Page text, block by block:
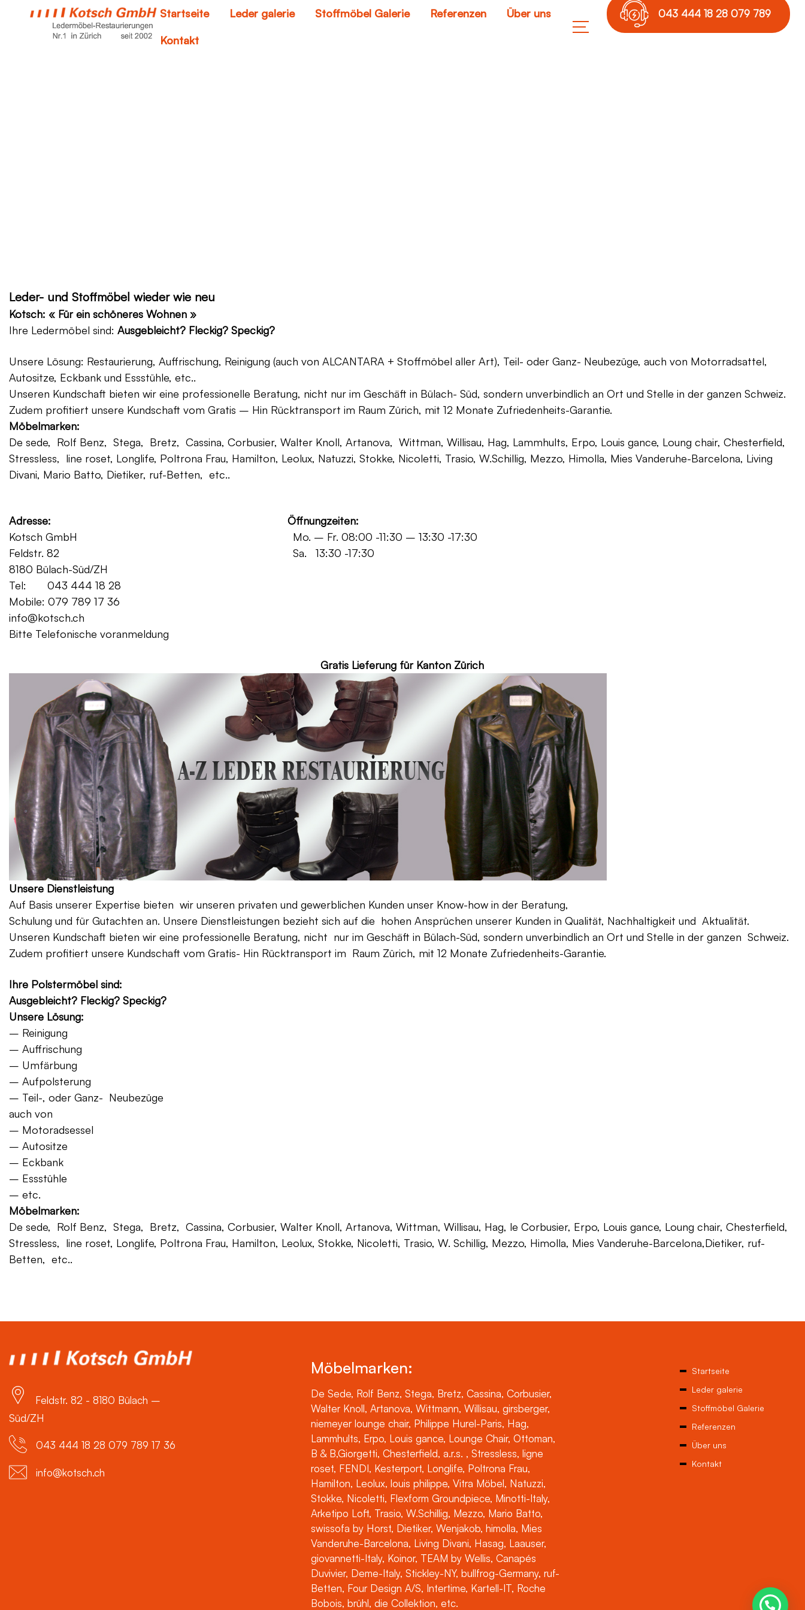
Startseite Leder galerie Stoffmöbel Galerie Referenzen Über uns
Kontakt
043 444 18 28 079 789
Leder- und Stoffmöbel wieder wie neu
Kotsch: « Für ein schöneres Wohnen »
Ihre Ledermöbel sind: Ausgebleicht? Fleckig? Speckig?
Unsere Lösung: Restaurierung, Auffrischung, Reinigung (auch von ALCANTARA + Stoffmöbel aller Art), Teil- oder Ganz- Neubezüge, auch von Motorradsattel,
Autositze, Eckbank und Essstühle, etc..
Unseren Kundschaft bieten wir eine professionelle Beratung, nicht nur im Geschäft in Bülach- Süd, sondern unverbindlich an Ort und Stelle in der ganzen Schweiz.
Zudem profitiert unsere Kundschaft vom Gratis – Hin Rücktransport im Raum Zürich, mit 12 Monate Zufriedenheits-Garantie.
Möbelmarken:
De sede, Rolf Benz, Stega, Bretz, Cassina, Corbusier, Walter Knoll, Artanova, Wittman, Willisau, Hag, Lammhults, Erpo, Louis gance, Loung chair, Chesterfield,
Stressless, line roset, Longlife, Poltrona Frau, Hamilton, Leolux, Natuzzi, Stokke, Nicoletti, Trasio, W.Schillig, Mezzo, Himolla, Mies Vanderuhe-Barcelona, Living
Divani, Mario Batto, Dietiker, ruf-Betten, etc..
Adresse:
Öffnungzeiten:
Kotsch GmbH Mo. – Fr. 08:00 -11:30 – 13:30 -17:30
Feldstr. 82 Sa. 13:30 -17:30
8180 Bülach-Süd/ZH
Tel: 043 444 18 28
Mobile: 079 789 17 36
info@kotsch.ch
Bitte Telefonische voranmeldung
Gratis Lieferung für Kanton Zürich
Unsere Dienstleistung
Auf Basis unserer Expertise bieten wir unseren privaten und gewerblichen Kunden unser Know-how in der Beratung,
Schulung und für Gutachten an. Unsere Dienstleistungen bezieht sich auf die hohen Ansprüchen unserer Kunden in Qualität, Nachhaltigkeit und Aktualität.
Unseren Kundschaft bieten wir eine professionelle Beratung, nicht nur im Geschäft in Bülach-Süd, sondern unverbindlich an Ort und Stelle in der ganzen Schweiz.
Zudem profitiert unsere Kundschaft vom Gratis- Hin Rücktransport im Raum Zürich, mit 12 Monate Zufriedenheits-Garantie.
Ihre Polstermöbel sind:
Ausgebleicht? Fleckig? Speckig?
Unsere Lösung:
– Reinigung
– Auffrischung
– Umfärbung
– Aufpolsterung
– Teil-, oder Ganz- Neubezüge
auch von
– Motoradsessel
– Autositze
– Eckbank
– Essstühle
– etc.
Möbelmarken:
De sede, Rolf Benz, Stega, Bretz, Cassina, Corbusier, Walter Knoll, Artanova, Wittman, Willisau, Hag, le Corbusier, Erpo, Louis gance, Loung chair, Chesterfield,
Stressless, line roset, Longlife, Poltrona Frau, Hamilton, Leolux, Stokke, Nicoletti, Trasio, W. Schillig, Mezzo, Himolla, Mies Vanderuhe-Barcelona,Dietiker, ruf-
Betten, etc..
Feldstr. 82 - 8180 Bülach –
Süd/ZH
043 444 18 28 079 789 17 36
info@kotsch.ch
Möbelmarken:
De Sede, Rolf Benz, Stega, Bretz, Cassina, Corbusier,
Walter Knoll, Artanova, Wittmann, Willisau, girsberger,
niemeyer lounge chair, Philippe Hurel-Paris, Hag,
Lammhults, Erpo, Louis gance, Lounge Chair, Ottoman,
B & B,Giorgetti, Chesterfield, a.r.s. , Stressless, ligne
roset, FENDI, Kesterport, Longlife, Poltrona Frau,
Hamilton, Leolux, louis philippe, Vitra Möbel, Natuzzi,
Stokke, Nicoletti, Flexform Groundpiece, Minotti-Italy,
Arketipo Loft, Trasio, W.Schillig, Mezzo, Mario Batto,
swissofa by Horst, Dietiker, Wenjakob, himolla, Mies
Vanderuhe-Barcelona, Living Divani, Hasag, Laauser,
giovannetti-Italy, Koinor, TEAM by Wellis, Canapés
Duvivier, Deme-Italy, Stickley-NY, bullfrog-Germany, ruf-
Betten, Four Design A/S, Intertime, Kartell-IT, Roche
Bobois, brühl, die Collektion, etc.
Startseite
Leder galerie
Stoffmöbel Galerie
Referenzen
Über uns
Kontakt